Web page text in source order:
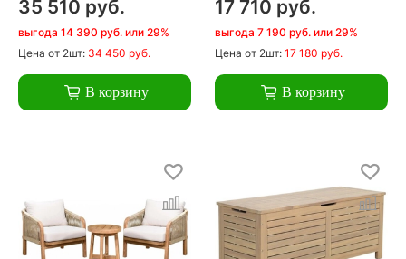
35 510 руб.
выгода 14 390 руб. или 29%
Цена от 2шт: 34 450 руб.
В корзину
17 710 руб.
выгода 7 190 руб. или 29%
Цена от 2шт: 17 180 руб.
В корзину